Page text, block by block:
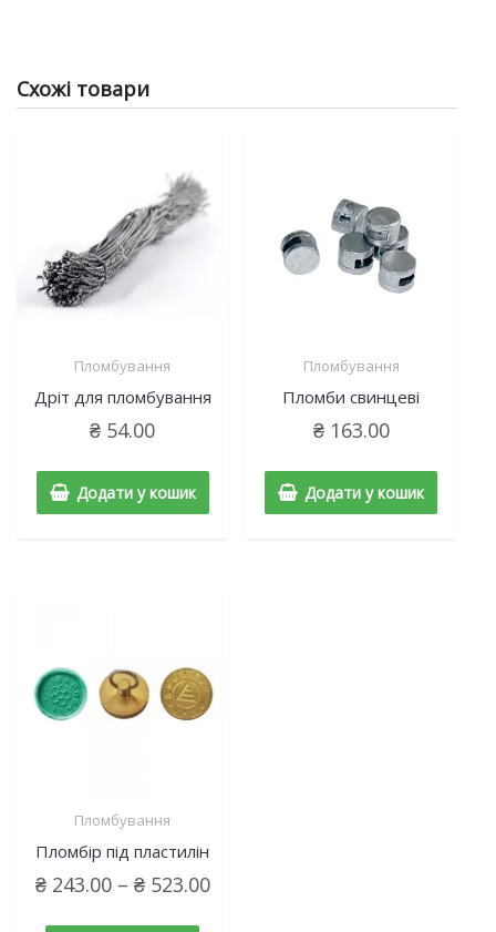
Схожі товари
Пломбування
Дріт для пломбування
₴ 54.00
Додати у кошик
Пломбування
Пломби свинцеві
₴163.00
Додати у кошик
Пломбування
Пломбір під пластилін
₴243.00– ₴523.00